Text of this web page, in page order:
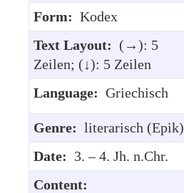
Form: Kodex
Text Layout: (→): 5
Zeilen; (↓): 5 Zeilen
Language: Griechisch
Genre: literarisch (Epik)
Date: 3. – 4. Jh. n.Chr.
Content: